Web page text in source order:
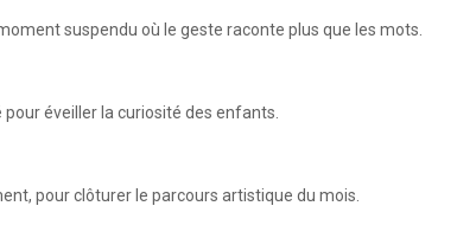
suspendu où le geste raconte plus que les mots.
éveiller la curiosité des enfants.
pour clôturer le parcours artistique du mois.